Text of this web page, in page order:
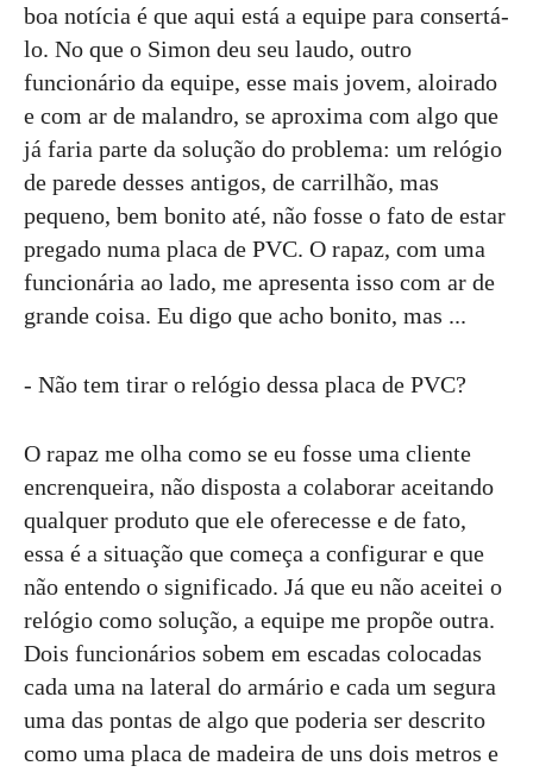
boa notícia é que aqui está a equipe para consertá-
lo. No que o Simon deu seu laudo, outro
funcionário da equipe, esse mais jovem, aloirado
e com ar de malandro, se aproxima com algo que
já faria parte da solução do problema: um relógio
de parede desses antigos, de carrilhão, mas
pequeno, bem bonito até, não fosse o fato de estar
pregado numa placa de PVC. O rapaz, com uma
funcionária ao lado, me apresenta isso com ar de
grande coisa. Eu digo que acho bonito, mas ...
- Não tem tirar o relógio dessa placa de PVC?
O rapaz me olha como se eu fosse uma cliente
encrenqueira, não disposta a colaborar aceitando
qualquer produto que ele oferecesse e de fato,
essa é a situação que começa a configurar e que
não entendo o significado. Já que eu não aceitei o
relógio como solução, a equipe me propõe outra.
Dois funcionários sobem em escadas colocadas
cada uma na lateral do armário e cada um segura
uma das pontas de algo que poderia ser descrito
como uma placa de madeira de uns dois metros e